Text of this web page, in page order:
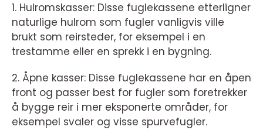
1. Hulromskasser: Disse fuglekassene etterligner
naturlige hulrom som fugler vanligvis ville
brukt som reirsteder, for eksempel i en
trestamme eller en sprekk i en bygning.
2. Åpne kasser: Disse fuglekassene har en åpen
front og passer best for fugler som foretrekker
å bygge reir i mer eksponerte områder, for
eksempel svaler og visse spurvefugler.